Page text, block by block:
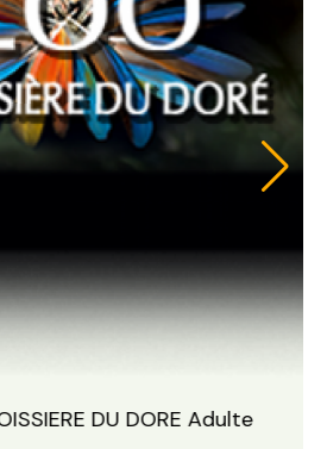
BOISSIERE DU DORE Adulte